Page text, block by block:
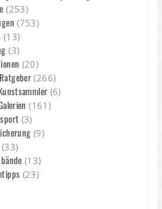
(253)
(753)
(13)
(3)
(20)
(266)
(6)
(161)
(3)
(9)
(33)
(13)
(23)